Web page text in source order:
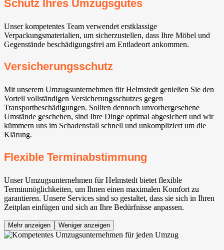
Schutz Ihres Umzugsgutes
Unser kompetentes Team verwendet erstklassige
Verpackungsmaterialien, um sicherzustellen, dass Ihre Möbel und
Gegenstände beschädigungsfrei am Entladeort ankommen.
Versicherungsschutz
Mit unserem Umzugsunternehmen für Helmstedt genießen Sie den
Vorteil vollständigen Versicherungsschutzes gegen
Transportbeschädigungen. Sollten dennoch unvorhergesehene
Umstände geschehen, sind Ihre Dinge optimal abgesichert und wir
kümmern uns im Schadensfall schnell und unkompliziert um die
Klärung.
Flexible Terminabstimmung
Unser Umzugsunternehmen für Helmstedt bietet flexible
Terminmöglichkeiten, um Ihnen einen maximalen Komfort zu
garantieren. Unsere Services sind so gestaltet, dass sie sich in Ihren
Zeitplan einfügen und sich an Ihre Bedürfnisse anpassen.
Mehr anzeigen Weniger anzeigen